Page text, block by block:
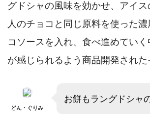
グドシャの風味を効かせ、アイ
人のチョコと同じ原料を使った
コソースを入れ、食べ進めてい
が感じられるよう商品開発された
どん・ぐりみ
お餅もラングドシャ